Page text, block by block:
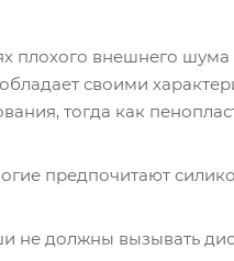
плохого внешнего
своими
тогда как
предпочитают
не должны вызывать